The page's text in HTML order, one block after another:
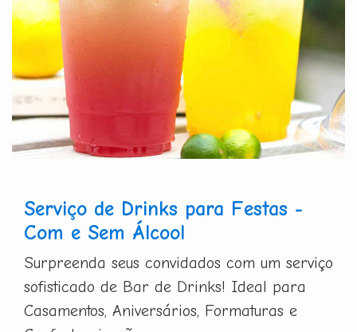
Serviço de Drinks para Festas -
Com e Sem Álcool
Surpreenda seus convidados com um serviço
sofisticado de Bar de Drinks! Ideal para
Casamentos, Aniversários, Formaturas e